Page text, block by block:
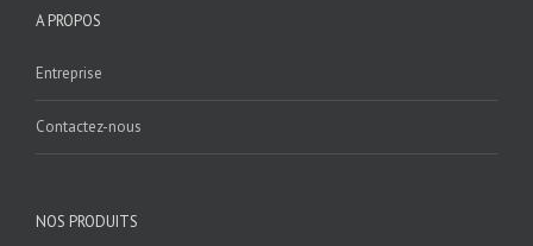
A PROPOS
Entreprise
Contactez-nous
NOS PRODUITS